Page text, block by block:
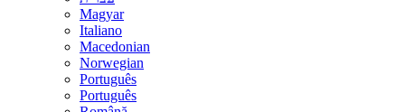
Magyar
Italiano
Macedonian
Norwegian
Português
Português